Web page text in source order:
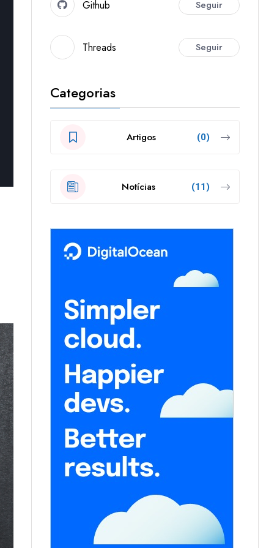
Github Seguir
Threads Seguir
Categorias
Artigos (0)
Notícias (11)